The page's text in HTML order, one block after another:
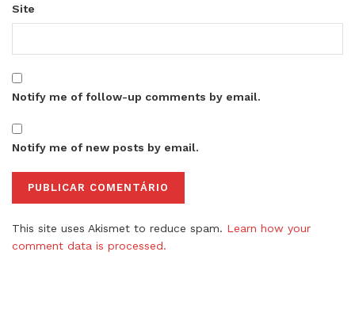
Site
Notify me of follow-up comments by email.
Notify me of new posts by email.
This site uses Akismet to reduce spam. Learn how your
comment data is processed.